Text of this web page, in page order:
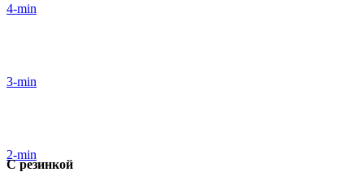
4-min
3-min
2-min
С резинкой